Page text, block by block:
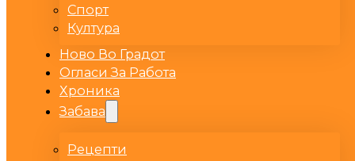
Спорт
Култура
Ново Во Градот
Огласи За Работа
Хроника
Забава
Рецепти